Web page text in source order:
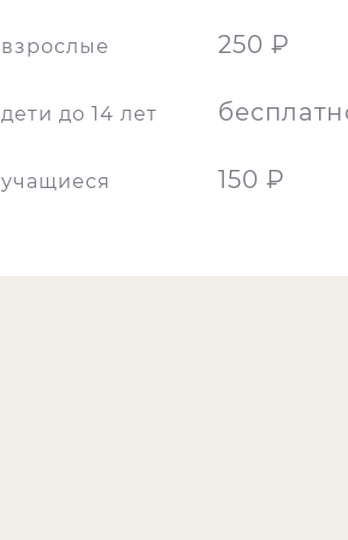
взрослые 250 ₽
дети до 14 лет
учащиеся 150 ₽